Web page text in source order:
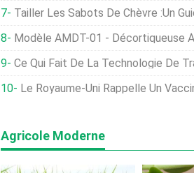
Tailler Les Sabots De Chèvre :un
Modèle AMDT-01 - Décortiqueuse
Ce Qui Fait De La Technologie De Travail
Le Royaume-Uni Rappelle Un Vaccin Contre La
Agricole Moderne